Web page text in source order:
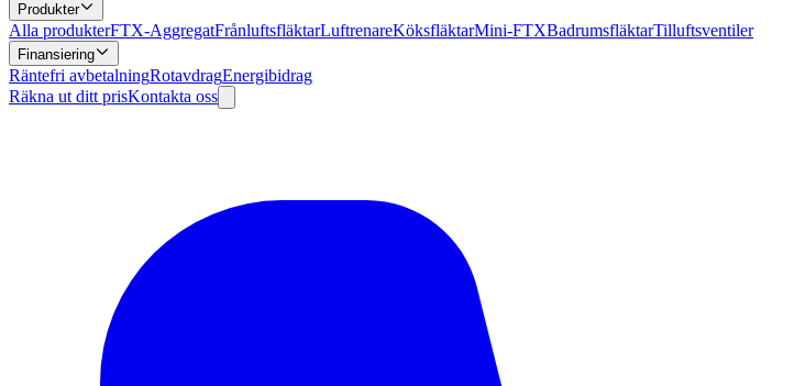
Produkter
Alla produkterFTX-AggregatFrånluftsfläktarLuftrenareKöksfläktarMini-FTXBadrumsfläktarTilluftsventiler
Finansiering
Räntefri avbetalningRotavdragEnergibidrag
Räkna ut ditt prisKontakta oss